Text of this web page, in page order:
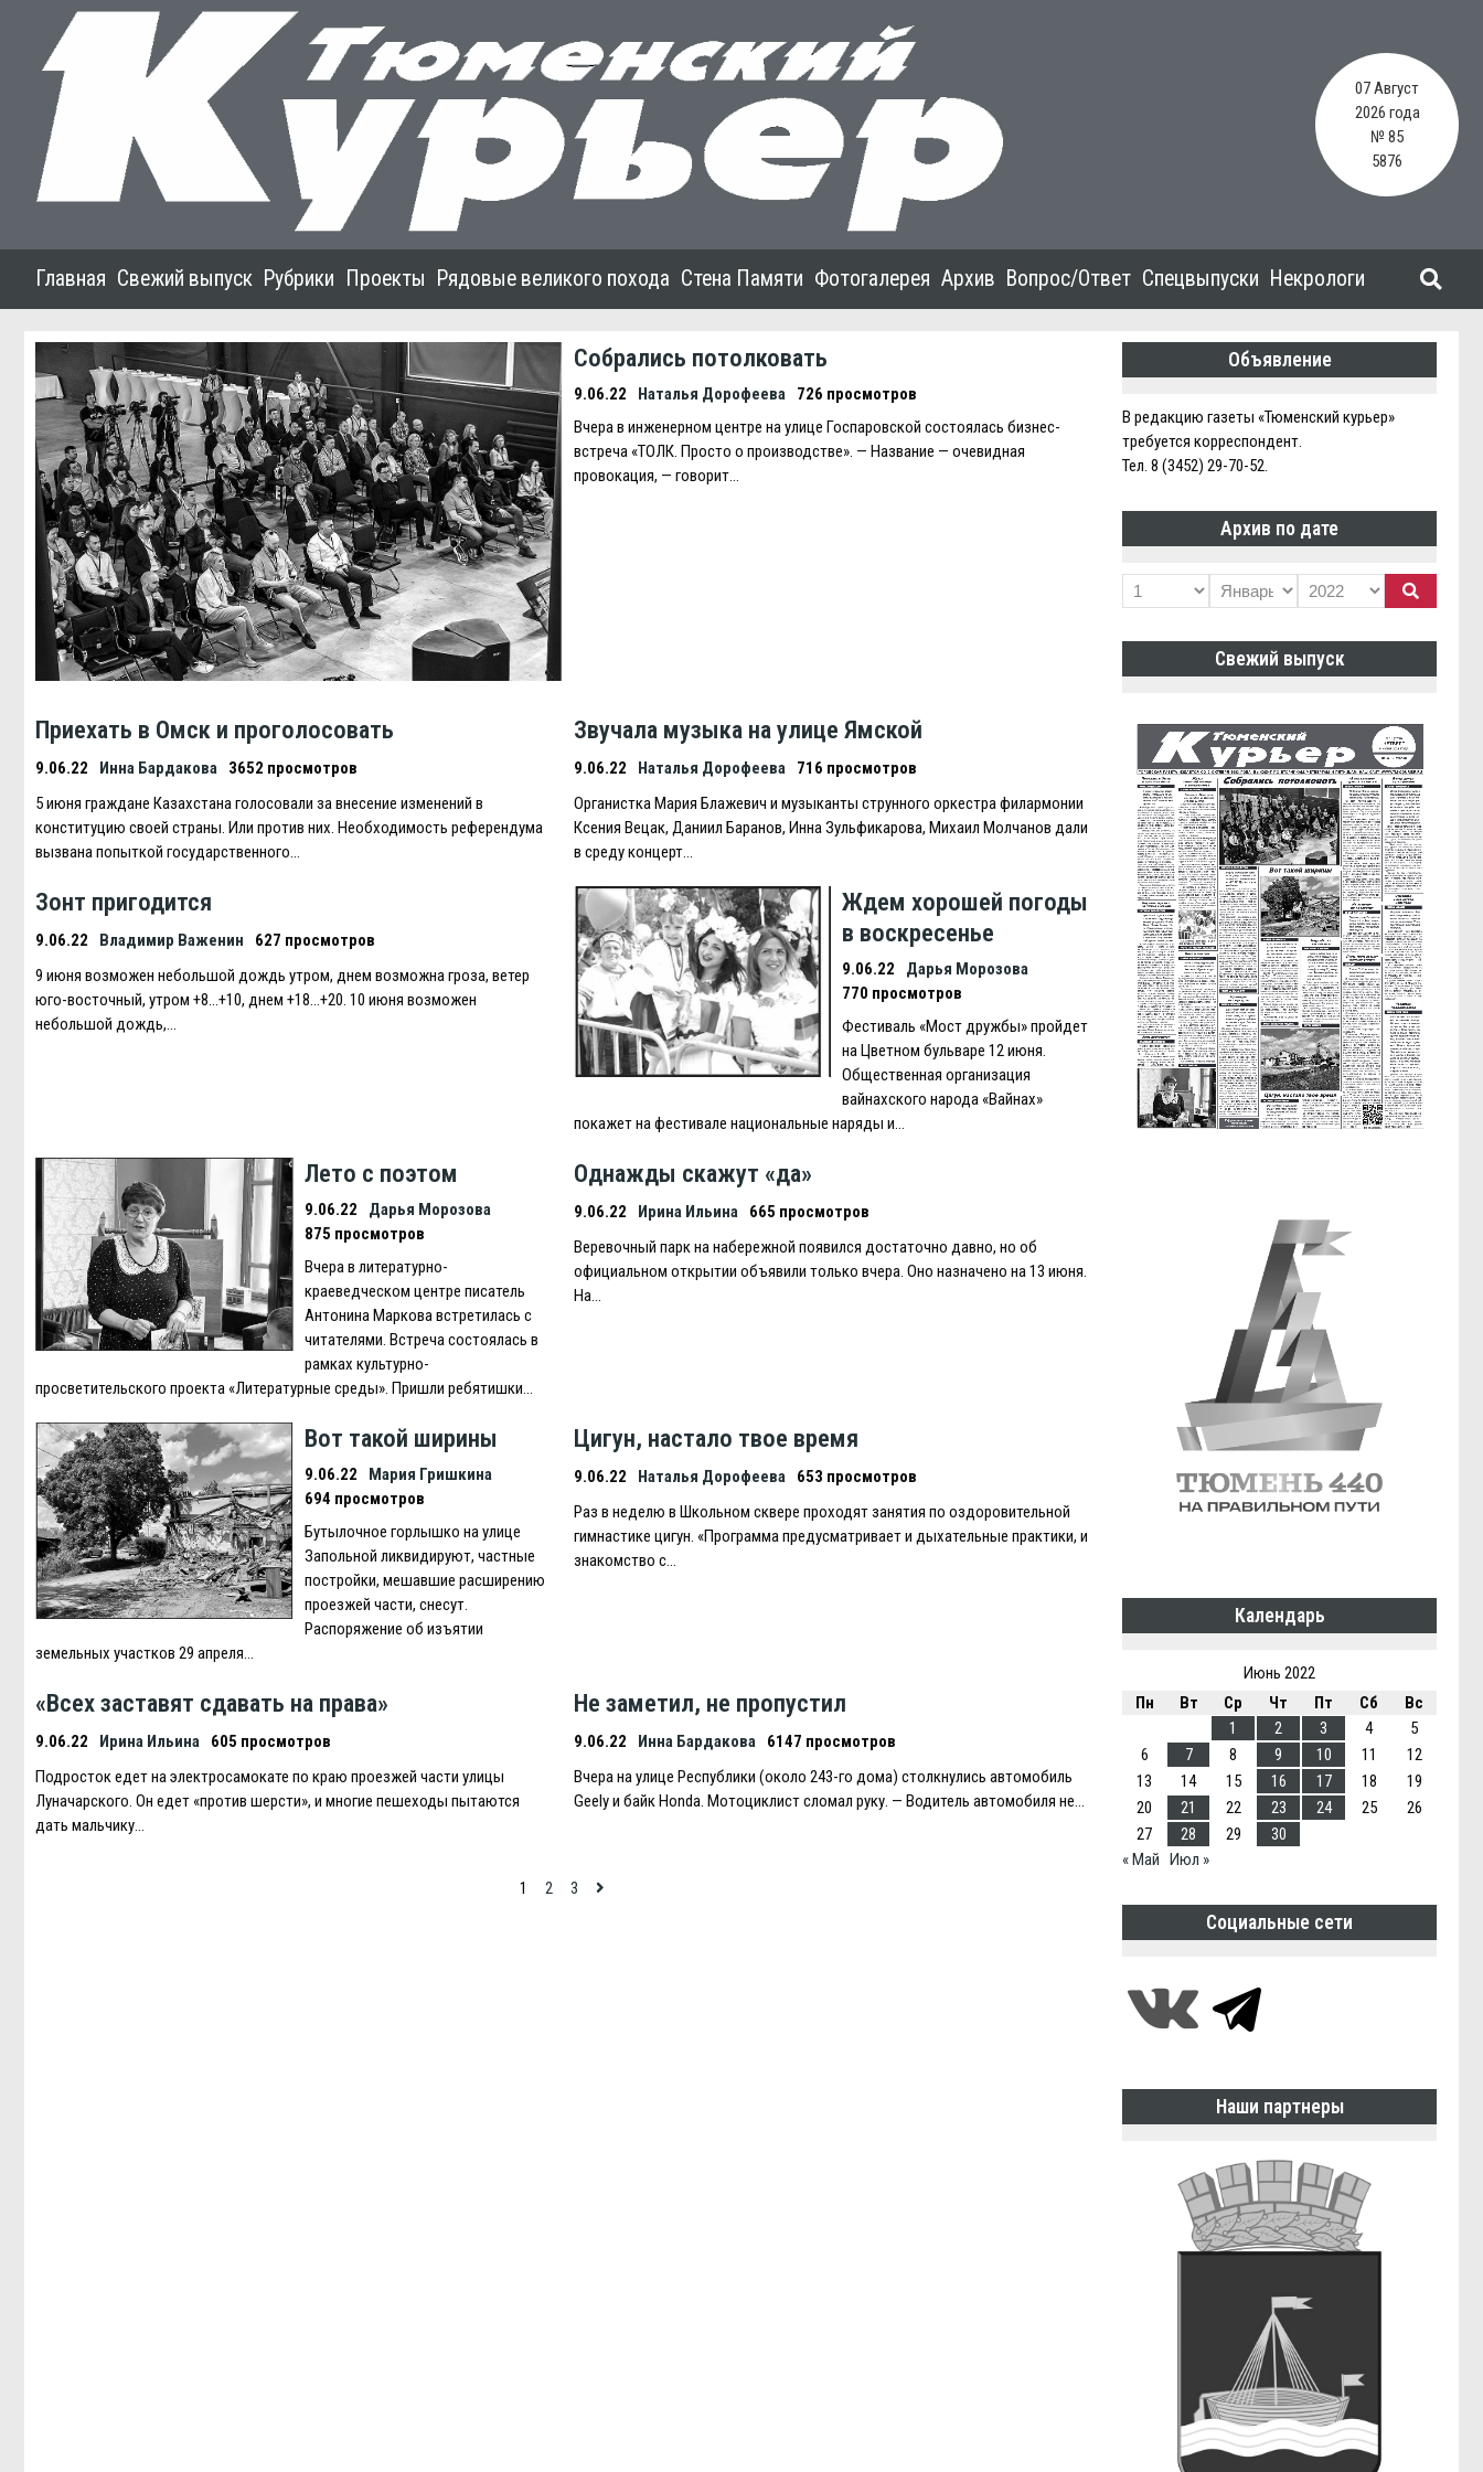
07 Август
2026 года
№ 85
5876
Главная Свежий выпуск Рубрики Проекты Рядовые великого похода Стена Памяти Фотогалерея Архив Вопрос/Ответ Спецвыпуски Некрологи
Собрались потолковать
9.06.22 Наталья Дорофеева
726 просмотров
Вчера в инженерном центре на улице Госпаровской состоялась бизнес-
встреча «ТОЛК. Просто о производстве». — Название — очевидная
провокация, — говорит…
Приехать в Омск и проголосовать
9.06.22 Инна Бардакова
3652 просмотров
5 июня граждане Казахстана голосовали за внесение изменений в
конституцию своей страны. Или против них. Необходимость референдума
вызвана попыткой государственного…
Звучала музыка на улице Ямской
9.06.22 Наталья Дорофеева
716 просмотров
Органистка Мария Блажевич и музыканты струнного оркестра филармонии
Ксения Вецак, Даниил Баранов, Инна Зульфикарова, Михаил Молчанов дали
в среду концерт…
Зонт пригодится
9.06.22 Владимир Важенин
627 просмотров
9 июня возможен небольшой дождь утром, днем возможна гроза, ветер
юго-восточный, утром +8…+10, днем +18…+20. 10 июня возможен
небольшой дождь,…
Ждем хорошей погоды
в воскресенье
9.06.22
Дарья Морозова
770 просмотров
Фестиваль «Мост дружбы» пройдет
на Цветном бульваре 12 июня.
Общественная организация
вайнахского народа «Вайнах»
покажет на фестивале национальные наряды и…
Лето с поэтом
9.06.22
Дарья Морозова
875 просмотров
Вчера в литературно-
краеведческом центре писатель
Антонина Маркова встретилась с
читателями. Встреча состоялась в
рамках культурно-
просветительского проекта «Литературные среды». Пришли ребятишки…
Однажды скажут «да»
9.06.22 Ирина Ильина
665 просмотров
Веревочный парк на набережной появился достаточно давно, но об
официальном открытии объявили только вчера. Оно назначено на 13 июня.
На…
Вот такой ширины
9.06.22
Мария Гришкина
694 просмотров
Бутылочное горлышко на улице
Запольной ликвидируют, частные
постройки, мешавшие расширению
проезжей части, снесут.
Распоряжение об изъятии
земельных участков 29 апреля…
Цигун, настало твое время
9.06.22 Наталья Дорофеева
653 просмотров
Раз в неделю в Школьном сквере проходят занятия по оздоровительной
гимнастике цигун. «Программа предусматривает и дыхательные практики, и
знакомство с…
«Всех заставят сдавать на права»
9.06.22 Ирина Ильина
605 просмотров
Подросток едет на электросамокате по краю проезжей части улицы
Луначарского. Он едет «против шерсти», и многие пешеходы пытаются
дать мальчику…
Не заметил, не пропустил
9.06.22 Инна Бардакова
6147 просмотров
Вчера на улице Республики (около 243-го дома) столкнулись автомобиль
Geely и байк Honda. Мотоциклист сломал руку. — Водитель автомобиля не…
1 2 3
Объявление
В редакцию газеты «Тюменский курьер»
требуется корреспондент.
Тел. 8 (3452) 29-70-52.
Архив по дате
Свежий выпуск
Календарь
Июнь 2022
Пн
Вт Ср Чт Пт Сб
Вс
1
2 3 4
5
6
7 8 9 10 11
12
13
14 15 16 17 18
19
20
21 22 23 24 25
26
27
28 29
30
« Май Июл »
Социальные сети
Наши партнеры